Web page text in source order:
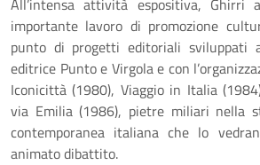
importante lavoro di promozione
punto di progetti editoriali sviluppati
editrice Punto e Virgola e con
Iconicittà (1980), Viaggio in Italia
via Emilia (1986), pietre miliari nella
contemporanea italiana che lo
animato dibattito.